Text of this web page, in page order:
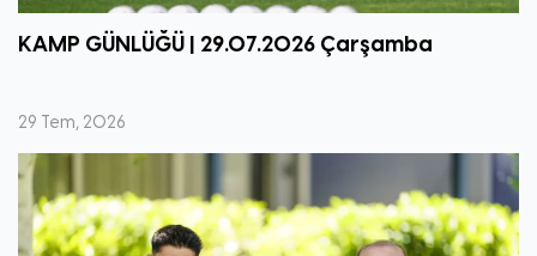
KAMP GÜNLÜĞÜ | 29.07.2026 Çarşamba
29 Tem, 2026